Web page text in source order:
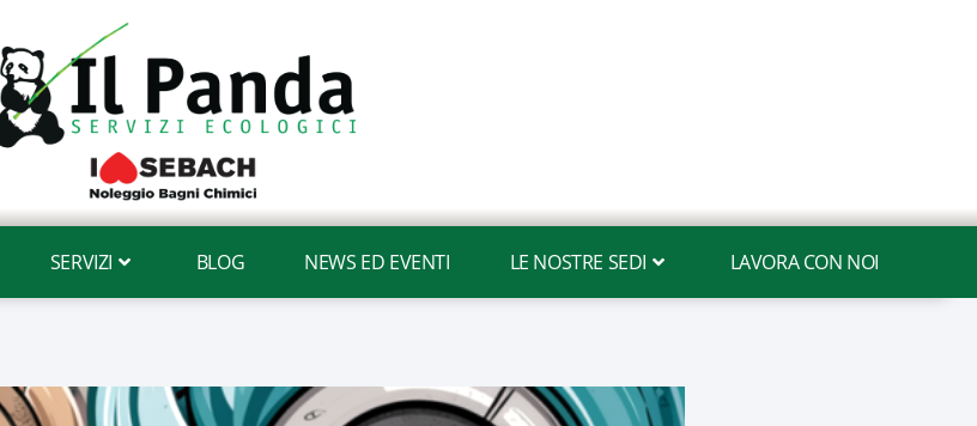
SERVIZI BLOG NEWS ED EVENTI LE NOSTRE SEDI LAVORA CON NOI